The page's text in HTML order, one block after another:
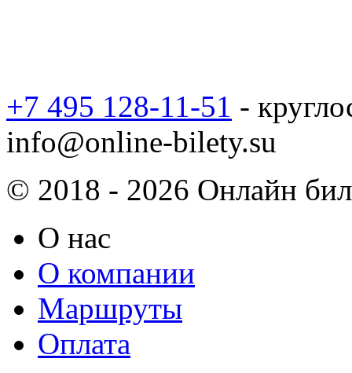
+7 495 128-11-51 -
info@online-bilety.su
© 2018 - 2026 Онлайн
О нас
О компании
Маршруты
Оплата